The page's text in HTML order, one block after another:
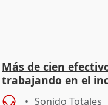
Más de cien
trabajando en el
Sonido Totales